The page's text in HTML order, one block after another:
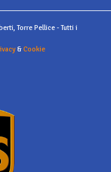
Torre Pellice - Tutti i
&Cookie